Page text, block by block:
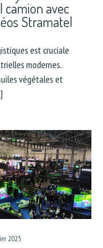
camion avec
Stramatel
est cruciale
modernes.
végétales et
2025